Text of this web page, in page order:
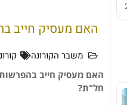
האם מעסיק חייב
משבר הקורונה
האם מעסיק חייב
חל"ת?